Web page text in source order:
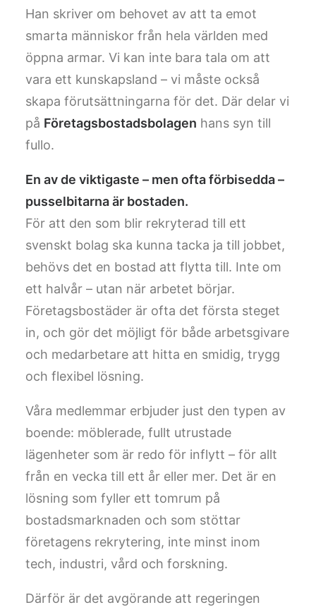
Han skriver om behovet av att ta emot
smarta människor från hela världen med
öppna armar. Vi kan inte bara tala om att
vara ett kunskapsland – vi måste också
skapa förutsättningarna för det. Där delar vi
på Företagsbostadsbolagen hans syn till
fullo.
En av de viktigaste – men ofta förbisedda –
pusselbitarna är bostaden.
För att den som blir rekryterad till ett
svenskt bolag ska kunna tacka ja till jobbet,
behövs det en bostad att flytta till. Inte om
ett halvår – utan när arbetet börjar.
Företagsbostäder är ofta det första steget
in, och gör det möjligt för både arbetsgivare
och medarbetare att hitta en smidig, trygg
och flexibel lösning.
Våra medlemmar erbjuder just den typen av
boende: möblerade, fullt utrustade
lägenheter som är redo för inflytt – för allt
från en vecka till ett år eller mer. Det är en
lösning som fyller ett tomrum på
bostadsmarknaden och som stöttar
företagens rekrytering, inte minst inom
tech, industri, vård och forskning.
Därför är det avgörande att regeringen